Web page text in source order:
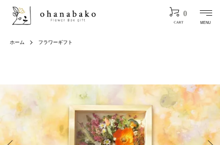
0
CART MENU
ホーム フラワーギフト